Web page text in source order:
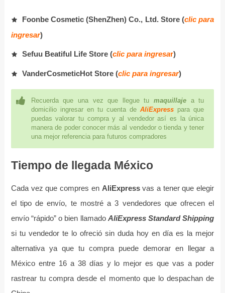
Foonbe Cosmetic (ShenZhen) Co., Ltd. Store (clic para
ingresar)
Sefuu Beatiful Life Store (clic para ingresar)
VanderCosmeticHot Store (clic para ingresar)
Recuerda que una vez que llegue tu maquillajea tu
domicilio ingresar en tu cuenta deAliExpress para que
puedas valorar tu compra y al vendedor así es la única
manera de poder conocer más al vendedor o tienda y tener
una mejor referencia para futuros compradores
Tiempo de llegada México
Cada vez que compres en AliExpressvas a tener que elegir
el tipo de envío, te mostré a 3 vendedores que ofrecen el
envío “rápido” o bien llamado AliExpress Standard Shipping
si tu vendedor te lo ofreció sin duda hoy en día es la mejor
alternativa ya que tu compra puede demorar en llegar a
México entre 16 a 38 días y lo mejor es que vas a poder
rastrear tu compra desde el momento que lo despachan de